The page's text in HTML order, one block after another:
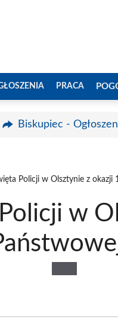
PRACA
Biskupiec -
Policji w Olsztynie z okazji
w